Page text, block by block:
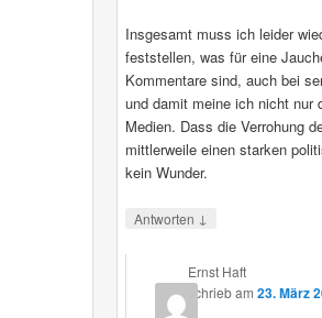
Insgesamt muss ich leider
feststellen, was für eine
Kommentare sind, auch bei
und damit meine ich nicht nur
Medien. Dass die Verrohung
mittlerweile einen starken
kein Wunder.
Antworten ↓
Ernst Haft
schriebam23. März